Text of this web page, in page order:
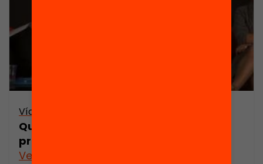
Vídeo
Qui ha de promoure el compromís del
professorat?
Veure’n més